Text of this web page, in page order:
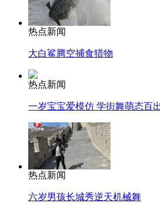
热点新闻
大白鲨腾空捕食猎物
热点新闻
一岁宝宝爱模仿 学街舞萌态百
热点新闻
六岁男孩长城秀逆天机械舞